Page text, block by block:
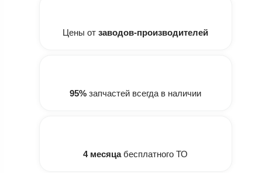
Цены отзаводов-производителей
95% запчастей всегда в наличии
4 месяцабесплатного ТО